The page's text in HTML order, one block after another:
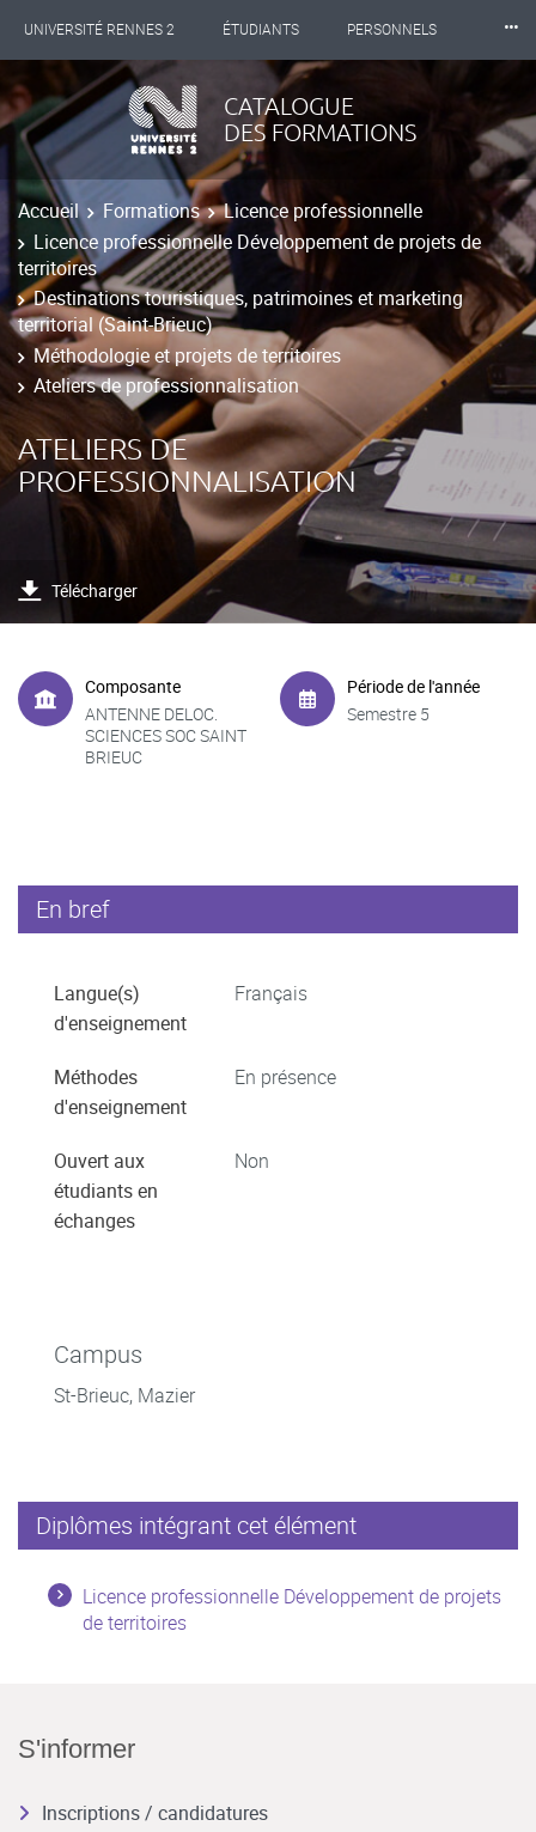
UNIVERSITÉ RENNES 2 ÉTUDIANTS PERSONNELS
INTERNATIONAL PROFESSIONNELS
LES NOUVELLES DE RENNES 2
⸱⸱⸱
CATALOGUE
DES FORMATIONS
Accueil Formations
Licence professionnelle
Licence professionnelle Développement de projets de
territoires
Destinations touristiques, patrimoines et marketing
territorial (Saint-Brieuc)
Méthodologie et projets de territoires
Ateliers de professionnalisation
ATELIERS DE
PROFESSIONNALISATION
Télécharger
Composante
ANTENNE DELOC.
SCIENCES SOC SAINT
BRIEUC
Période de l'année
Semestre 5
En bref
Langue(s)
d'enseignement
Français
Méthodes
d'enseignement
En présence
Ouvert aux
étudiants en
échanges
Non
Campus
St-Brieuc, Mazier
Diplômes intégrant cet élément
Licence professionnelle Développement de projets
de territoires
S'informer
Inscriptions / candidatures